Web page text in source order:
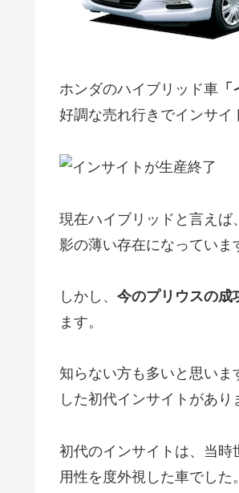
ホンダのハイブリッド車
好調な売れ行きでインサイ
現在ハイブリッドと言え
影の薄い存在になっていま
しかし、 今のプリウスの成
ます。
知らない方も多いと思い
した初代インサイトがあり
初代のインサイトは、当
用性を度外視した車でした。